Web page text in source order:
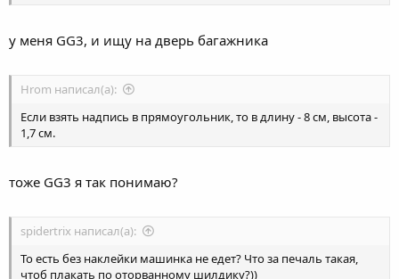
у меня GG3, и ищу на дверь багажника
Hrom написал(а):
Если взять надпись в прямоугольник, то в длину - 8 см, высота -
1,7 см.
тоже GG3 я так понимаю?
spidertrix написал(а):
То есть без наклейки машинка не едет? Что за печаль такая,
чтоб плакать по оторванному шилдику?))